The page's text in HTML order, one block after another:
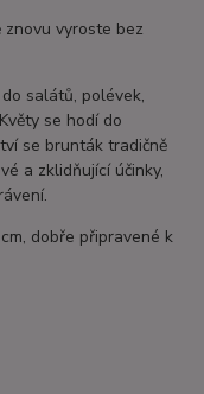
vyroste bez
salátů, polévek,
se hodí do
se brunták tradičně
a zklidňující účinky,
dobře připravené k